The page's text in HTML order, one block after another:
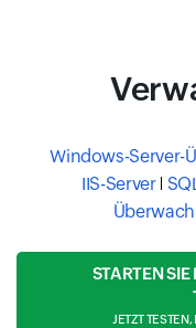
Windows-Server-
IIS-Server
STARTEN
JETZT